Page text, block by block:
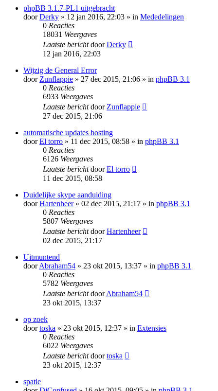
phpBB 3.1.7-PL1 uitgebracht
doorDerky » 12 jan 2016, 22:03 » in Mededelingen
0 Reacties
18031 Weergaves
Laatste berichtdoorDerky
12 jan 2016, 22:03
Wijzig de General Error
doorZunflappie » 27 dec 2015, 21:06 » in phpBB 3.1
0 Reacties
6933 Weergaves
Laatste berichtdoorZunflappie
27 dec 2015, 21:06
automatische updates hosting
doorEl torro » 11 dec 2015, 08:58 » in phpBB 3.1
0 Reacties
6126 Weergaves
Laatste berichtdoorEl torro
11 dec 2015, 08:58
Duidelijke skype aanduiding
doorHartenheer» 02 dec 2015, 21:17 » in phpBB 3.1
0 Reacties
5807 Weergaves
Laatste berichtdoorHartenheer
02 dec 2015, 21:17
Uitmuntend
doorAbraham54 » 23 okt 2015, 13:37 » in phpBB 3.1
0 Reacties
5782 Weergaves
Laatste berichtdoorAbraham54
23 okt 2015, 13:37
op zoek
doortoska » 23 okt 2015, 12:37 » in Extensies
0 Reacties
6022 Weergaves
Laatste berichtdoortoska
23 okt 2015, 12:37
spatie